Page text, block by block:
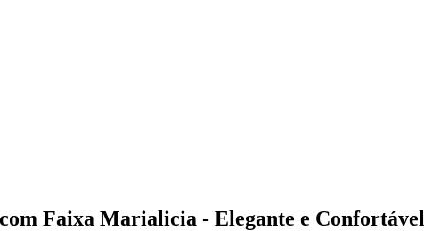
Faixa Marialicia - Elegante e Confortável